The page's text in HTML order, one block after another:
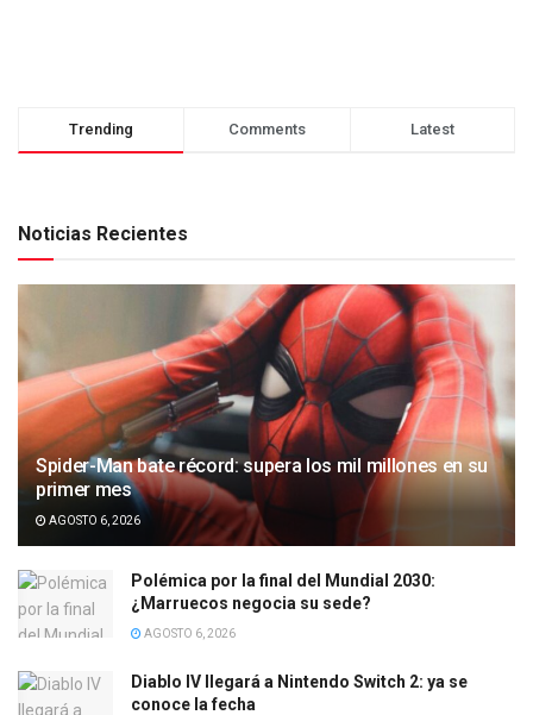
Trending Comments Latest
Noticias Recientes
Spider-Man bate récord: supera los mil millones en su
primer mes
AGOSTO 6, 2026
Polémica por la final del Mundial 2030:
¿Marruecos negocia su sede?
AGOSTO 6, 2026
Diablo IV llegará a Nintendo Switch 2: ya se
conoce la fecha